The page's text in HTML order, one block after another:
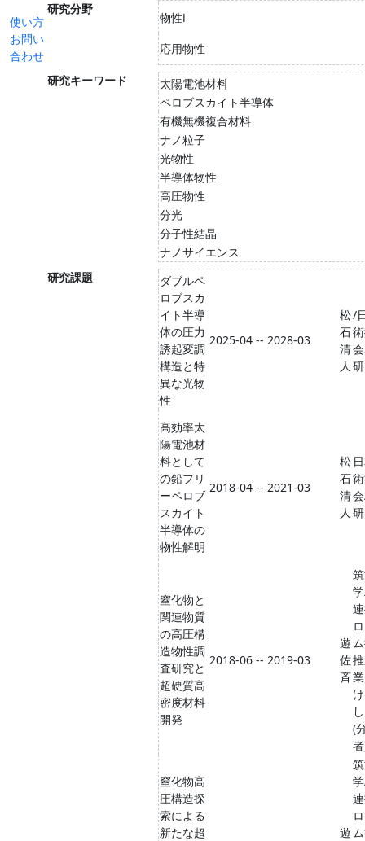
使い方
お問い
合わせ
研究分野
物性Ⅰ
応用物性
研究キーワード
太陽電池材料
ペロブスカイト半導体
有機無機複合材料
ナノ粒子
光物性
半導体物性
高圧物性
分光
分子性結晶
ナノサイエンス
研究課題
ダブルペ
ロブスカ
イト半導
体の圧力
誘起変調
構造と特
異な光物
性
2025-04 -- 2028-03
松
石
清
人
/
高効率太
陽電池材
料として
の鉛フリ
ーペロブ
スカイト
半導体の
物性解明
2018-04 -- 2021-03
松
石
清
人
窒化物と
関連物質
の高圧構
造物性調
査研究と
超硬質高
密度材料
開発
2018-06 -- 2019-03
遊
佐
斉
(
窒化物高
圧構造探
索による
新たな超
遊